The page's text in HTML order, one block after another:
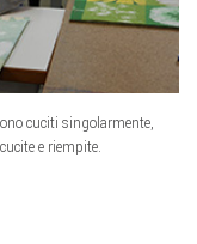
cuciti singolarmente,
e riempite.